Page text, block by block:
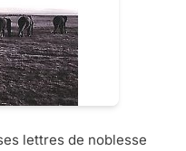
lettres de noblesse